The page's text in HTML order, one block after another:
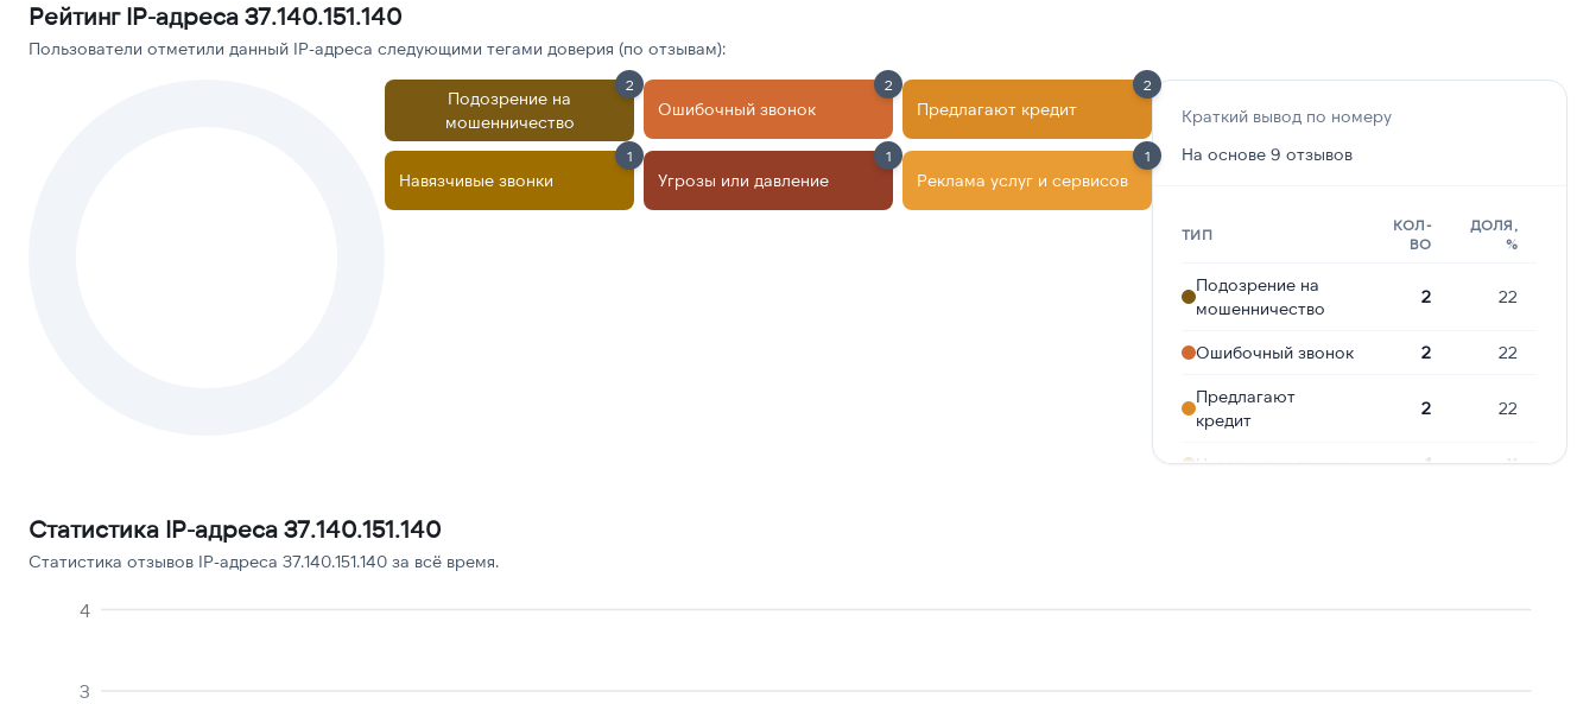
Рейтинг IP-адреса 37.140.151.140
Пользователи отметили данный IP-адреса следующими тегами доверия (по отзывам):
Подозрение на
мошенничество
2
Ошибочный звонок
2
Предлагают кредит
2
Навязчивые звонки
1
Угрозы или давление
1
Реклама услуг и сервисов
1
Краткий вывод по номеру
На основе 9 отзывов
ТИП
КОЛ-
ВО
ДОЛЯ,
%
Подозрение на
мошенничество
2 22
Ошибочный звонок 2 22
Предлагают
кредит
2 22
Навязчивые звонки 1 11
Статистика IP-адреса 37.140.151.140
Статистика отзывов IP-адреса 37.140.151.140 за всё время.
3
4